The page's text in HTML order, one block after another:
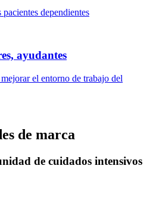
dependientes
ayudantes
el entorno de trabajo del
de marca
de cuidados intensivos